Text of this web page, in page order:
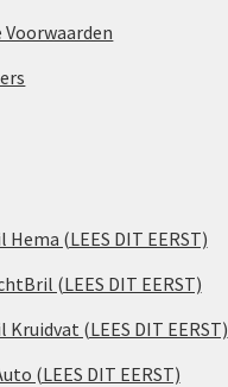
(LEES DIT EERST)
(LEES DIT EERST)
(LEES DIT EERST)
(LEES DIT EERST)